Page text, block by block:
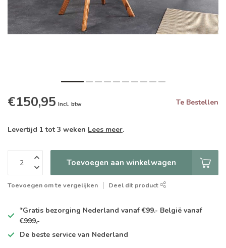
€150,95 Incl. btw Te Bestellen
Levertijd 1 tot 3 weken Lees meer.
Toevoegen aan winkelwagen
Toevoegen om te vergelijken Deel dit product
*Gratis bezorging Nederland vanaf €99.- België vanaf
€999,-
De beste service van Nederland